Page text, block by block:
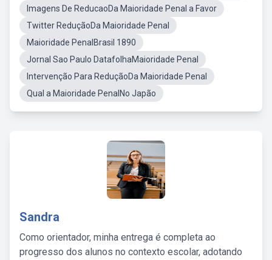
Imagens De ReducaoDa Maioridade Penal a Favor
Twitter ReduçãoDa Maioridade Penal
Maioridade PenalBrasil 1890
Jornal Sao Paulo DatafolhaMaioridade Penal
Intervenção Para ReduçãoDa Maioridade Penal
Qual a Maioridade PenalNo Japão
Sandra
Como orientador, minha entrega é completa ao
progresso dos alunos no contexto escolar, adotando